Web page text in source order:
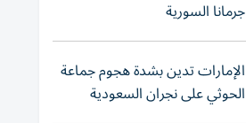
جرمانا السورية
الإمارات تدين بشدة هجوم جماعة
الحوثي على نجران السعودية